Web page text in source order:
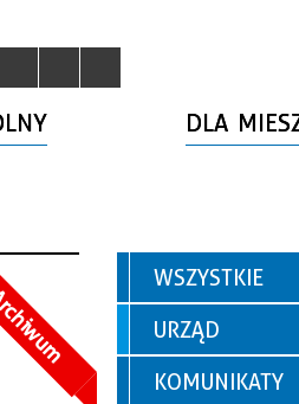
DLA
WSZYSTKIE
URZĄD
KOMUNIKATY